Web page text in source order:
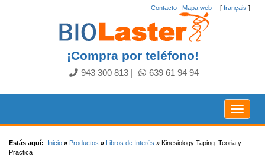
[ français ]
Contacto Mapa web
¡Compra por teléfono!
943 300 813 639 61 94 94
Toggle
Estás aquí: Inicio » Productos » Libros de Interés » Kinesiology Taping. Teoria y
Practica